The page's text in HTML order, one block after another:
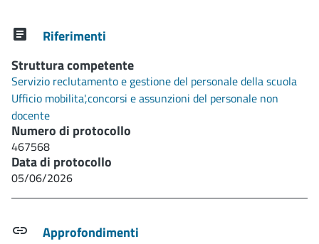
Riferimenti
Struttura competente
Servizio reclutamento e gestione del personale della scuola
Ufficio mobilita',concorsi e assunzioni del personale non
docente
Numero di protocollo
467568
Data di protocollo
05/06/2026
Approfondimenti